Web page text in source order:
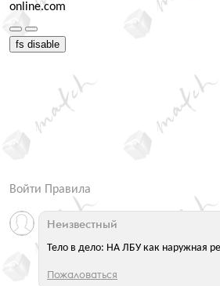
online.com
fs disable
Войти Правила
Тело в дело: НА ЛБУ как наружная
Неизвестный
Пожаловаться